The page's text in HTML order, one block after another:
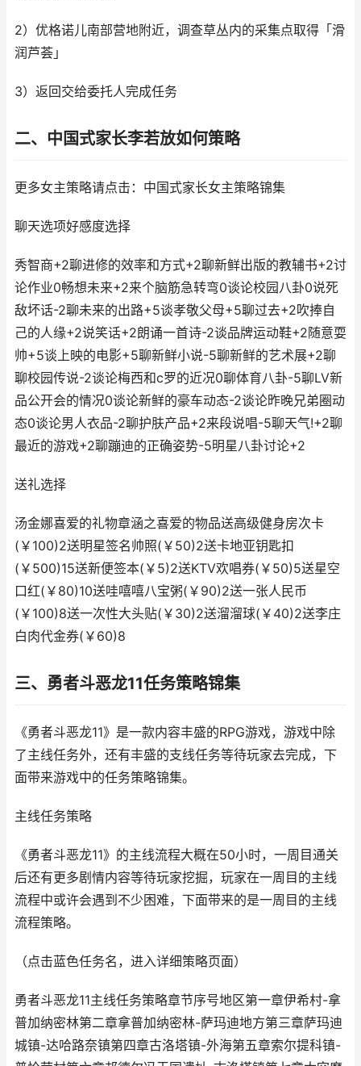
2）优格诺儿南部营地附近，调查草丛内的采集点取得「滑
润芦荟」
3）返回交给委托人完成任务
二、中国式家长李若放如何策略
更多女主策略请点击：中国式家长女主策略锦集
聊天选项好感度选择
秀智商+2聊进修的效率和方式+2聊新鲜出版的教辅书+2讨
论作业0畅想未来+2来个脑筋急转弯0谈论校园八卦0说死
敌坏话-2聊未来的出路+5谈孝敬父母+5聊过去+2吹捧自
己的人缘+2说笑话+2朗诵一首诗-2谈品牌运动鞋+2随意耍
帅+5谈上映的电影+5聊新鲜小说-5聊新鲜的艺术展+2聊
聊校园传说-2谈论梅西和c罗的近况0聊体育八卦-5聊LV新
品公开会的情况0谈论新鲜的豪车动态-2谈论昨晚兄弟圈动
态0谈论男人衣品-2聊护肤产品+2来段说唱-5聊天气!+2聊
最近的游戏+2聊蹦迪的正确姿势-5明星八卦讨论+2
送礼选择
汤金娜喜爱的礼物章涵之喜爱的物品送高级健身房次卡
(￥100)2送明星签名帅照(￥50)2送卡地亚钥匙扣
(￥500)15送新便签本(￥5)2送KTV欢唱券(￥50)5送星空
口红(￥80)10送哇嘻嘻八宝粥(￥90)2送一张人民币
(￥100)8送一次性大头贴(￥30)2送溜溜球(￥40)2送李庄
白肉代金券(￥60)8
三、勇者斗恶龙11任务策略锦集
《勇者斗恶龙11》是一款内容丰盛的RPG游戏，游戏中除
了主线任务外，还有丰盛的支线任务等待玩家去完成，下
面带来游戏中的任务策略锦集。
主线任务策略
《勇者斗恶龙11》的主线流程大概在50小时，一周目通关
后还有更多剧情内容等待玩家挖掘，玩家在一周目的主线
流程中或许会遇到不少困难，下面带来的是一周目的主线
流程策略。
（点击蓝色任务名，进入详细策略页面）
勇者斗恶龙11主线任务策略章节序号地区第一章伊希村-拿
普加纳密林第二章拿普加纳密林-萨玛迪地方第三章萨玛迪
城镇-达哈路奈镇第四章古洛塔镇-外海第五章索尔提科镇-